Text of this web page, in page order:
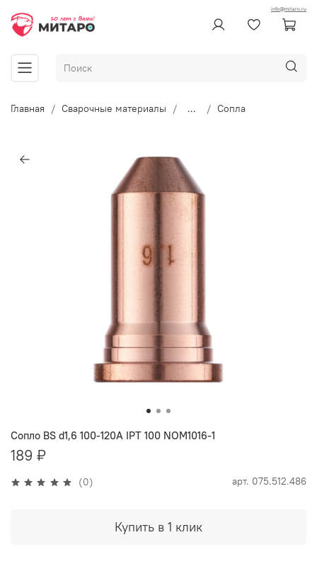
info@mitaro.ru
Главная Сварочные материалы ... Сопла
(0) арт. 075.512.486
Сопло BS d1,6 100-120A IPT 100 NOM1016-1
189 ₽
Купить в 1 клик